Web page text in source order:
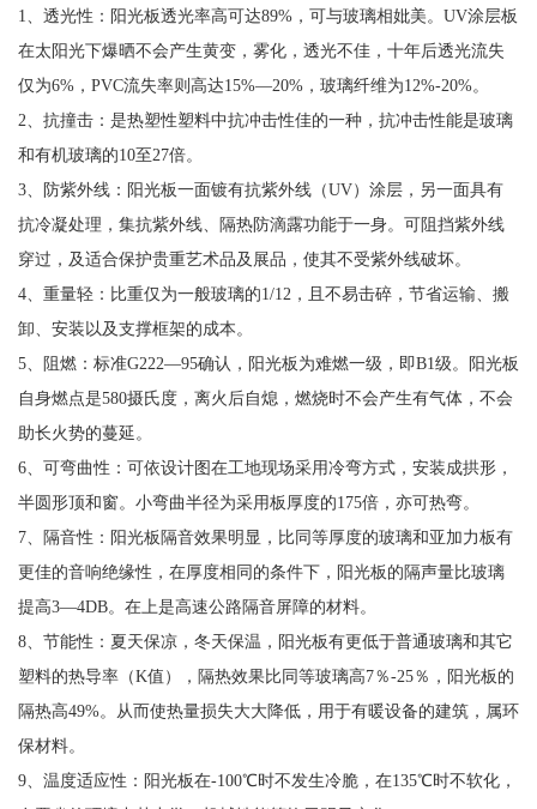
1、透光性：阳光板透光率高可达89%，可与玻璃相妣美。UV涂层板
在太阳光下爆晒不会产生黄变，雾化，透光不佳，十年后透光流失
仅为6%，PVC流失率则高达15%—20%，玻璃纤维为12%-20%。
2、抗撞击：是热塑性塑料中抗冲击性佳的一种，抗冲击性能是玻璃
和有机玻璃的10至27倍。
3、防紫外线：阳光板一面镀有抗紫外线（UV）涂层，另一面具有
抗冷凝处理，集抗紫外线、隔热防滴露功能于一身。可阻挡紫外线
穿过，及适合保护贵重艺术品及展品，使其不受紫外线破坏。
4、重量轻：比重仅为一般玻璃的1/12，且不易击碎，节省运输、搬
卸、安装以及支撑框架的成本。
5、阻燃：标准G222—95确认，阳光板为难燃一级，即B1级。阳光板
自身燃点是580摄氏度，离火后自熄，燃烧时不会产生有气体，不会
助长火势的蔓延。
6、可弯曲性：可依设计图在工地现场采用冷弯方式，安装成拱形，
半圆形顶和窗。小弯曲半径为采用板厚度的175倍，亦可热弯。
7、隔音性：阳光板隔音效果明显，比同等厚度的玻璃和亚加力板有
更佳的音响绝缘性，在厚度相同的条件下，阳光板的隔声量比玻璃
提高3—4DB。在上是高速公路隔音屏障的材料。
8、节能性：夏天保凉，冬天保温，阳光板有更低于普通玻璃和其它
塑料的热导率（K值），隔热效果比同等玻璃高7％-25％，阳光板的
隔热高49%。从而使热量损失大大降低，用于有暖设备的建筑，属环
保材料。
9、温度适应性：阳光板在-100℃时不发生冷脆，在135℃时不软化，